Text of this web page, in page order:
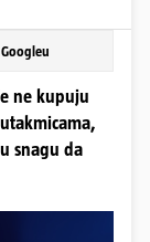
ne kupuju
snagu da